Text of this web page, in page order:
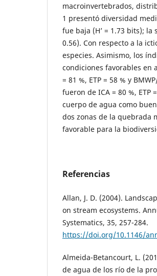
macroinvertebrados,
1 presentó diversidad
fue baja (H’ = 1.73 bits);
0.56). Con respecto a la
especies. Asimismo, los
condiciones favorables en
= 81 %, ETP = 58 % y
fueron de ICA = 80 %, ETP
cuerpo de agua como
dos zonas de la quebrada
favorable para la
Referencias
Allan, J. D. (2004).
on stream ecosystems.
Systematics, 35, 257-284.
https://doi.org/10.1146/
Almeida-Betancourt, L.
de agua de los río de la